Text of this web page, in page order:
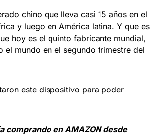
chino que lleva casi 15 años en el
y luego en América latina. Y que es
hoy es el quinto fabricante mundial,
mundo en el segundo trimestre del
este dispositivo para poder
comprando en AMAZON desde